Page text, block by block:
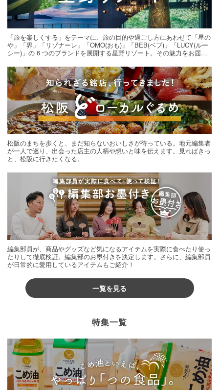
「旅を楽しくする」をテーマに、旅の目的や過ごし方にあわせて「星の
や」「界」「リゾナーレ」「OMO(おも)」「BEB(ベブ)」「LUCY(ルー
シー)」の 6 つのブランドを展開する星野リゾート。その魅力をお届け
松阪のまちを歩くと、まだ知らないおいしさが待っている。地元編集者
が一人で巡り、出会った店主の人柄や想いと味を伝えます。見ればきっ
と、松阪に行きたくなる。
編集部員が、商品やグッズなど気になるアイテムを実際に食べたり使っ
たりして徹底検証。編集部のお墨付きを決定します。さらに、編集部員
が日常的に愛用しているアイテムもご紹介！
一覧を見る
特集一覧